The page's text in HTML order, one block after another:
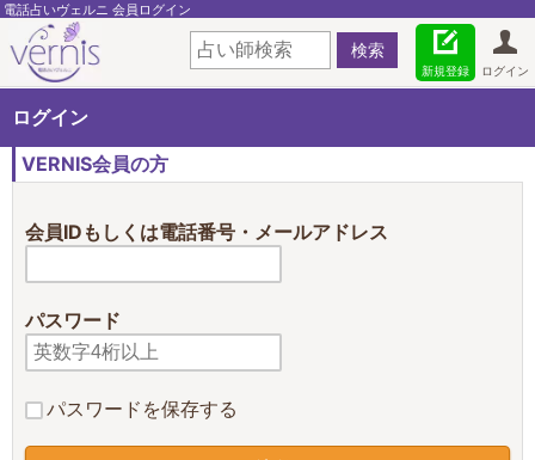
電話占いヴェルニ 会員ログイン
ログイン
新規登録
ログイン
VERNIS会員の方
会員IDもしくは電話番号・メールアドレス
パスワード
パスワードを保存する